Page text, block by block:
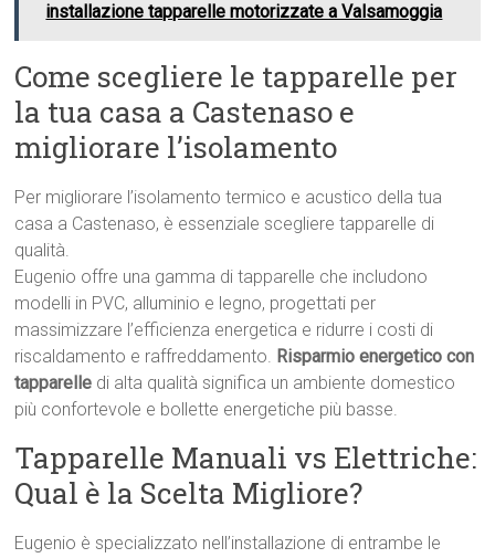
installazione tapparelle motorizzate a Valsamoggia
Come scegliere le tapparelle per
la tua casa a Castenaso e
migliorare l’isolamento
Per migliorare l’isolamento termico e acustico della tua
casa a Castenaso, è essenziale scegliere tapparelle di
qualità.
Eugenio offre una gamma di tapparelle che includono
modelli in PVC, alluminio e legno, progettati per
massimizzare l’efficienza energetica e ridurre i costi di
riscaldamento e raffreddamento. Risparmio energetico con
tapparelle di alta qualità significa un ambiente domestico
più confortevole e bollette energetiche più basse.
Tapparelle Manuali vs Elettriche:
Qual è la Scelta Migliore?
Eugenio è specializzato nell’installazione di entrambe le